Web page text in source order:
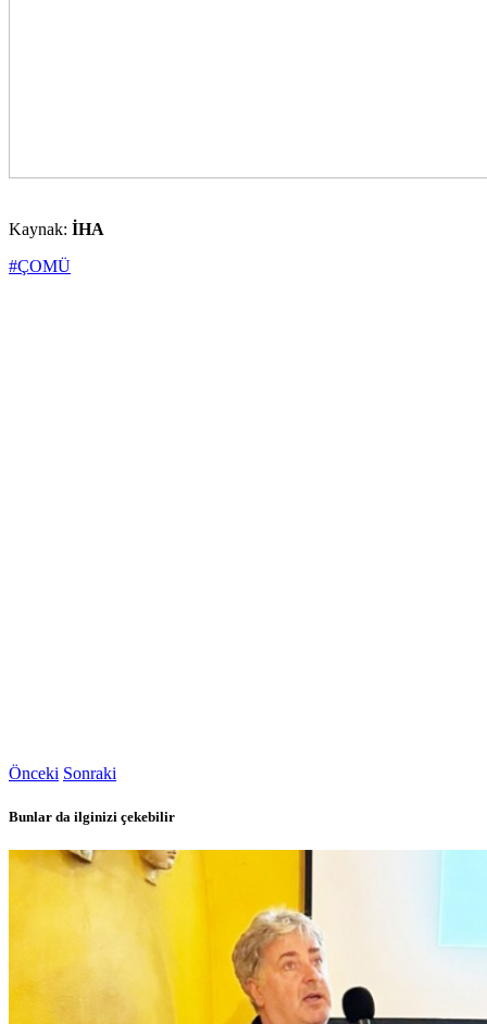
Kaynak: İHA
#ÇOMÜ
Önceki Sonraki
Bunlar da ilginizi çekebilir